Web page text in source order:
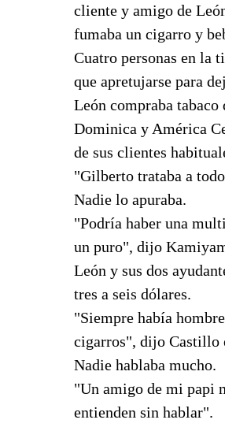
cliente y amigo de
fumaba un cigarro y
Cuatro personas en la
que apretujarse para
León compraba
Dominica y América
de sus clientes
"Gilberto trataba a
Nadie lo apuraba.
"Podría haber una
un puro", dijo
León y sus dos
tres a seis dólares.
"Siempre había
cigarros", dijo Castillo
Nadie hablaba mucho.
"Un amigo de mi papi
entienden sin hablar".